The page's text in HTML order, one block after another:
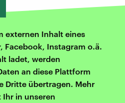
externen Inhalt eines
Facebook, Instagram o.ä.
ladet, werden
an diese Plattform
Dritte übertragen. Mehr
in unseren